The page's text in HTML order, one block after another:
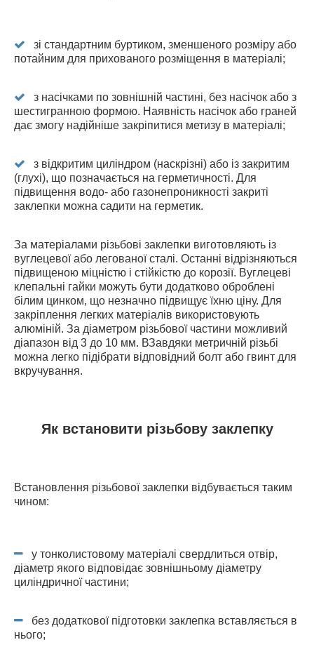
зі стандартним буртиком, зменшеного розміру або
потайним для прихованого розміщення в матеріалі;
з насічками по зовнішній частині, без насічок або з
шестигранною формою. Наявність насічок або граней
дає змогу надійніше закріпитися метизу в матеріалі;
з відкритим циліндром (наскрізні) або із закритим
(глухі), що позначається на герметичності. Для
підвищення водо- або газонепроникності закриті
заклепки можна садити на герметик.
За матеріалами різьбові заклепки виготовляють із
вуглецевої або легованої сталі. Останні відрізняються
підвищеною міцністю і стійкістю до корозії. Вуглецеві
клепальні гайки можуть бути додатково оброблені
білим цинком, що незначно підвищує їхню ціну. Для
закріплення легких матеріалів використовують
алюміній. За діаметром різьбової частини можливий
діапазон від 3 до 10 мм. ВЗавдяки метричній різьбі
можна легко підібрати відповідний болт або гвинт для
вкручування.
Як встановити різьбову заклепку
Встановлення різьбової заклепки відбувається таким
чином:
у тонколистовому матеріалі свердлиться отвір,
діаметр якого відповідає зовнішньому діаметру
циліндричної частини;
без додаткової підготовки заклепка вставляється в
нього;